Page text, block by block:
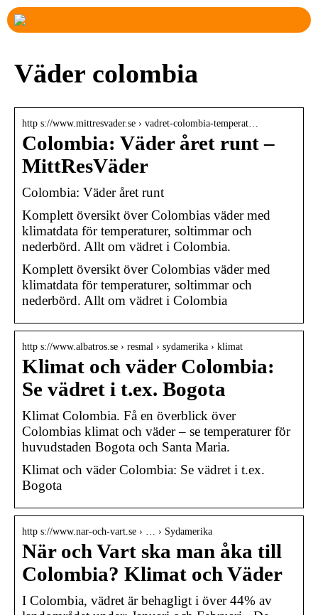
Väder colombia
http s://www.mittresvader.se › vadret-colombia-temperat…
Colombia: Väder året runt –
MittResVäder
Colombia: Väder året runt
Komplett översikt över Colombias väder med
klimatdata för temperaturer, soltimmar och
nederbörd. Allt om vädret i Colombia.
Komplett översikt över Colombias väder med
klimatdata för temperaturer, soltimmar och
nederbörd. Allt om vädret i Colombia
http s://www.albatros.se › resmal › sydamerika › klimat
Klimat och väder Colombia:
Se vädret i t.ex. Bogota
Klimat Colombia. Få en överblick över
Colombias klimat och väder – se temperaturer för
huvudstaden Bogota och Santa Maria.
Klimat och väder Colombia: Se vädret i t.ex.
Bogota
http s://www.nar-och-vart.se › … › Sydamerika
När och Vart ska man åka till
Colombia? Klimat och Väder
I Colombia, vädret är behagligt i över 44% av